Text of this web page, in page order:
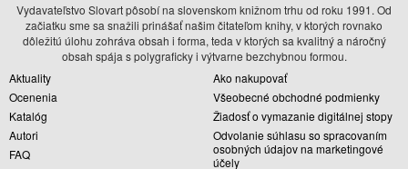
Vydavateľstvo Slovart pôsobí na slovenskom knižnom trhu od roku 1991. Od
začiatku sme sa snažili prinášať našim čitateľom knihy, v ktorých rovnako
dôležitú úlohu zohráva obsah i forma, teda v ktorých sa kvalitný a náročný
obsah spája s polygraficky i výtvarne bezchybnou formou.
Aktuality
Ocenenia
Katalóg
Autori
FAQ
Ako nakupovať
Všeobecné obchodné podmienky
Žiadosť o vymazanie digitálnej stopy
Odvolanie súhlasu so spracovaním
osobných údajov na marketingové
účely